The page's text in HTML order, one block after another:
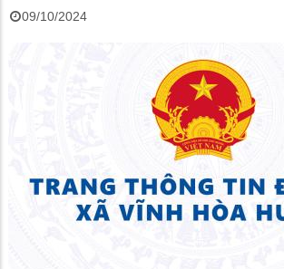
09/10/2024